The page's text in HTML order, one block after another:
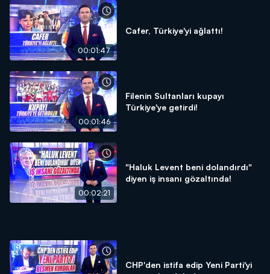
00:01:47
Cafer, Türkiye'yi ağlattı!
00:01:46
Filenin Sultanları kupayı
Türkiye'ye getirdi!
00:02:21
"Haluk Levent beni dolandırdı"
diyen iş insanı gözaltında!
CHP'den istifa edip Yeni Parti'yi